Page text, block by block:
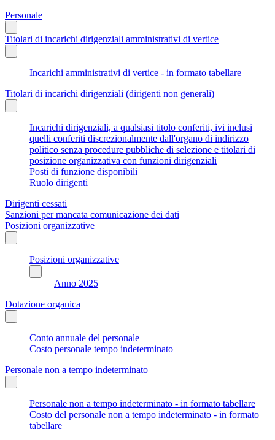
Personale
Titolari di incarichi dirigenziali amministrativi di vertice
Incarichi amministrativi di vertice - in formato tabellare
Titolari di incarichi dirigenziali (dirigenti non generali)
Incarichi dirigenziali, a qualsiasi titolo conferiti, ivi inclusi
quelli conferiti discrezionalmente dall'organo di indirizzo
politico senza procedure pubbliche di selezione e titolari di
posizione organizzativa con funzioni dirigenziali
Posti di funzione disponibili
Ruolo dirigenti
Dirigenti cessati
Sanzioni per mancata comunicazione dei dati
Posizioni organizzative
Posizioni organizzative
Anno 2025
Dotazione organica
Conto annuale del personale
Costo personale tempo indeterminato
Personale non a tempo indeterminato
Personale non a tempo indeterminato - in formato tabellare
Costo del personale non a tempo indeterminato - in formato
tabellare